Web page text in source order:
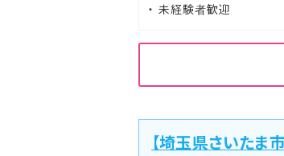
未経験者歓迎
【埼玉県さいたま